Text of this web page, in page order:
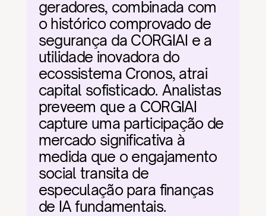
geradores, combinada com
o histórico comprovado de
segurança da CORGIAI e a
utilidade inovadora do
ecossistema Cronos, atrai
capital sofisticado. Analistas
preveem que a CORGIAI
capture uma participação de
mercado significativa à
medida que o engajamento
social transita de
especulação para finanças
de IA fundamentais.